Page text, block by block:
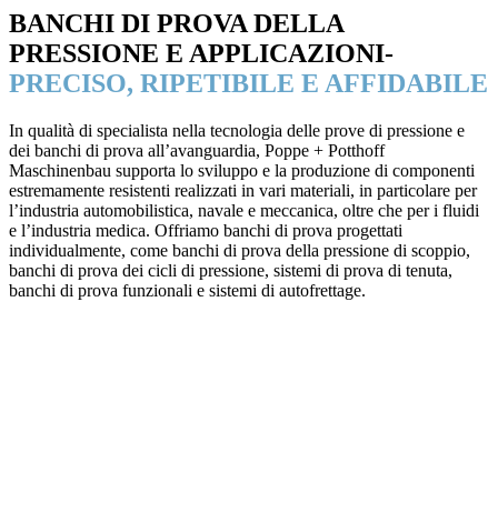
BANCHI DI PROVA DELLA
PRESSIONE E APPLICAZIONI-
PRECISO, RIPETIBILE E AFFIDABILE
In qualità di specialista nella tecnologia delle prove di pressione e
dei banchi di prova all’avanguardia, Poppe + Potthoff
Maschinenbau supporta lo sviluppo e la produzione di componenti
estremamente resistenti realizzati in vari materiali, in particolare per
l’industria automobilistica, navale e meccanica, oltre che per i fluidi
e l’industria medica. Offriamo banchi di prova progettati
individualmente, come banchi di prova della pressione di scoppio,
banchi di prova dei cicli di pressione, sistemi di prova di tenuta,
banchi di prova funzionali e sistemi di autofrettage.